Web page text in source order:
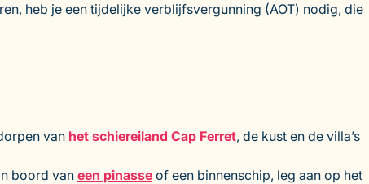
heb je een tijdelijke verblijfsvergunning (AOT) nodig, die
van het schiereiland Cap Ferret, de kust en de villa’s
boord van een pinasse of een binnenschip, leg aan op het